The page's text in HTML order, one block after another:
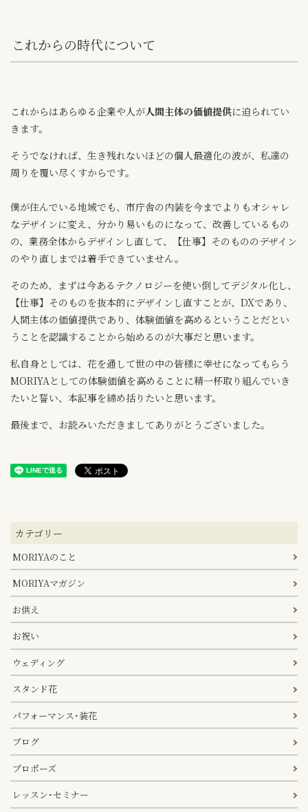
これからの時代について
これからはあらゆる企業や人が人間主体の価値提供に迫られてい
きます。
そうでなければ、生き残れないほどの個人最適化の波が、私達の
周りを覆い尽くすからです。
僕が住んでいる地域でも、市庁舎の内装を今までよりもオシャレ
なデザインに変え、分かり易いものになって、改善しているもの
の、業務全体からデザインし直して、【仕事】そのもののデザイン
のやり直しまでは着手できていません。
そのため、まずは今あるテクノロジーを使い倒してデジタル化し、
【仕事】そのものを抜本的にデザインし直すことが、DXであり、
人間主体の価値提供であり、体験価値を高めるということだとい
うことを認識することから始めるのが大事だと思います。
私自身としては、花を通して世の中の皆様に幸せになってもらう
MORIYAとしての体験価値を高めることに精一杯取り組んでいき
たいと誓い、本記事を締め括りたいと思います。
最後まで、お読みいただきましてありがとうございました。
カテゴリー
MORIYAのこと
MORIYAマガジン
お供え
お祝い
ウェディング
スタンド花
パフォーマンス･装花
ブログ
プロポーズ
レッスン･セミナー